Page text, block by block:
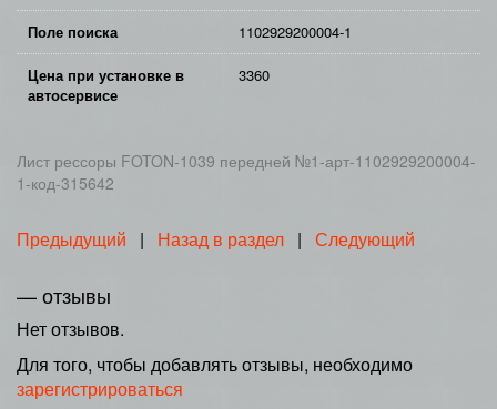
Поле поиска 1102929200004-1
Цена при установке в
автосервисе
3360
Лист рессоры FOTON-1039 передней №1-арт-1102929200004-
1-код-315642
Предыдущий | Назад в раздел | Следующий
— отзывы
Нет отзывов.
Для того, чтобы добавлять отзывы, необходимо
зарегистрироваться